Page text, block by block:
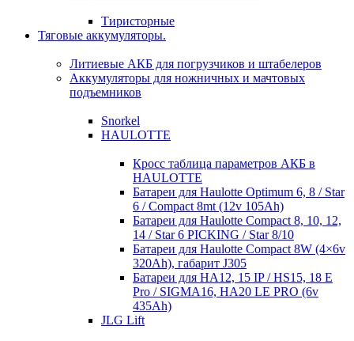
Тиристорные
Тяговые аккумуляторы.
Литиевые АКБ для погрузчиков и штабелеров
Аккумуляторы для ножничных и мачтовых
подъемников
Snorkel
HAULOTTE
Кросc таблица параметров АКБ в
HAULOTTE
Батареи для Haulotte Optimum 6, 8 / Star
6 / Compact 8mt (12v 105Ah)
Батареи для Haulotte Compact 8, 10, 12,
14 / Star 6 PICKING / Star 8/10
Батареи для Haulotte Compact 8W (4×6v
320Ah), габарит J305
Батареи для HA12, 15 IP / HS15, 18 E
Pro / SIGMA16, HA20 LE PRO (6v
435Ah)
JLG Lift